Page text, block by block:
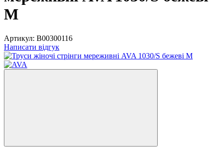
М
Артикул: В00300116
Написати відгук